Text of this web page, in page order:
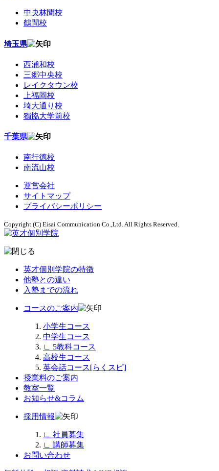
中央林間校
鶴間校
埼玉県
西浦和校
三郷中央校
レイクタウン校
上福岡校
埼大通り校
獨協大学前校
千葉県
南行徳校
南流山校
運営会社
サイトマップ
プライバシーポリシー
Copyright (C) Eisai Communication Co.,Ltd. All Rights Reserved.
英才個別学院の特徴
他塾との違い
入塾までの流れ
コースのご案内
小学生コース
中学生コース
∟ 5教科コース
高校生コース
英会話コース[らくスピ]
授業料のご案内
教室一覧
お知らせ&コラム
採用情報
∟ 社員募集
∟ 講師募集
お問い合わせ